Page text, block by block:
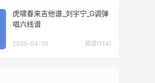
虎啸春来吉他谱_刘宇宁_G调弹
唱六线谱
2025-04-10 阅读(114)